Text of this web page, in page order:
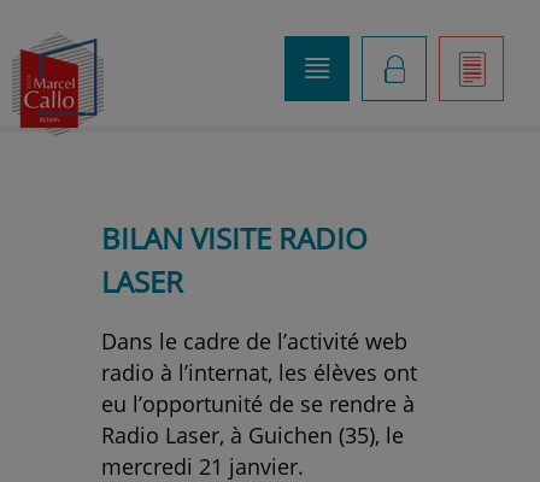
]
K
o
BILAN VISITE RADIO
LASER
Dans le cadre de l’activité web
radio à l’internat, les élèves ont
eu l’opportunité de se rendre à
Radio Laser, à Guichen (35), le
mercredi 21 janvier.